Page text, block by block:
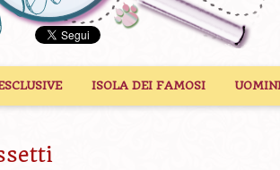
ISOLA DEI FAMOSI